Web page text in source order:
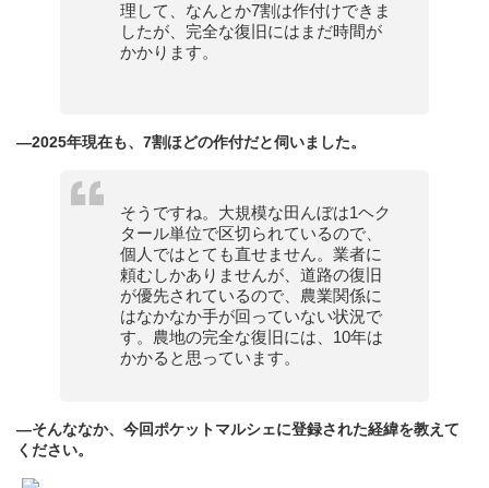
理して、なんとか7割は作付けできま
したが、完全な復旧にはまだ時間が
かかります。
—2025年現在も、7割ほどの作付だと伺いました。
そうですね。大規模な田んぼは1ヘク
タール単位で区切られているので、
個人ではとても直せません。業者に
頼むしかありませんが、道路の復旧
が優先されているので、農業関係に
はなかなか手が回っていない状況で
す。農地の完全な復旧には、10年は
かかると思っています。
—そんななか、今回ポケットマルシェに登録された経緯を教えて
ください。